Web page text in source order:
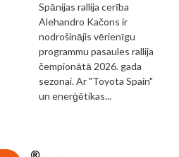
Spānijas rallija cerība
Alehandro Kačons ir
nodrošinājis vērienīgu
programmu pasaules rallija
čempionātā 2026. gada
sezonai. Ar "Toyota Spain"
un enerģētikas...